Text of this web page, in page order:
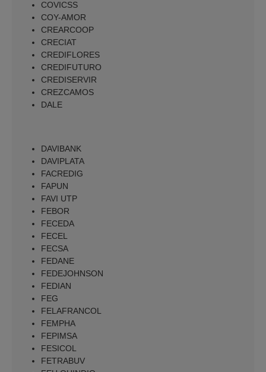
COVICSS
COY-AMOR
CREARCOOP
CRECIAT
CREDIFLORES
CREDIFUTURO
CREDISERVIR
CREZCAMOS
DALE
DAVIBANK
DAVIPLATA
FACREDIG
FAPUN
FAVI UTP
FEBOR
FECEDA
FECEL
FECSA
FEDANE
FEDEJOHNSON
FEDIAN
FEG
FELAFRANCOL
FEMPHA
FEPIMSA
FESICOL
FETRABUV